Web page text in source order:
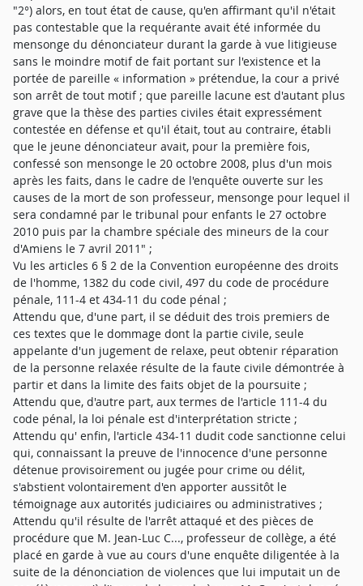
"2°) alors, en tout état de cause, qu'en affirmant qu'il n'était
pas contestable que la requérante avait été informée du
mensonge du dénonciateur durant la garde à vue litigieuse
sans le moindre motif de fait portant sur l'existence et la
portée de pareille « information » prétendue, la cour a privé
son arrêt de tout motif ; que pareille lacune est d'autant plus
grave que la thèse des parties civiles était expressément
contestée en défense et qu'il était, tout au contraire, établi
que le jeune dénonciateur avait, pour la première fois,
confessé son mensonge le 20 octobre 2008, plus d'un mois
après les faits, dans le cadre de l'enquête ouverte sur les
causes de la mort de son professeur, mensonge pour lequel il
sera condamné par le tribunal pour enfants le 27 octobre
2010 puis par la chambre spéciale des mineurs de la cour
d'Amiens le 7 avril 2011" ;
Vu les articles 6 § 2 de la Convention européenne des droits
de l'homme, 1382 du code civil, 497 du code de procédure
pénale, 111-4 et 434-11 du code pénal ;
Attendu que, d'une part, il se déduit des trois premiers de
ces textes que le dommage dont la partie civile, seule
appelante d'un jugement de relaxe, peut obtenir réparation
de la personne relaxée résulte de la faute civile démontrée à
partir et dans la limite des faits objet de la poursuite ;
Attendu que, d'autre part, aux termes de l'article 111-4 du
code pénal, la loi pénale est d'interprétation stricte ;
Attendu qu' enfin, l'article 434-11 dudit code sanctionne celui
qui, connaissant la preuve de l'innocence d'une personne
détenue provisoirement ou jugée pour crime ou délit,
s'abstient volontairement d'en apporter aussitôt le
témoignage aux autorités judiciaires ou administratives ;
Attendu qu'il résulte de l'arrêt attaqué et des pièces de
procédure que M. Jean-Luc C..., professeur de collège, a été
placé en garde à vue au cours d'une enquête diligentée à la
suite de la dénonciation de violences que lui imputait un de